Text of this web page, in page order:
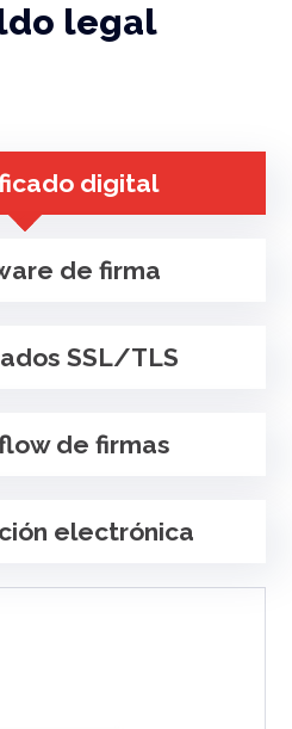
legal
digital
de firma
SSL/TLS
de firmas
electrónica